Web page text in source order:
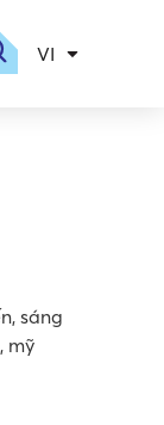
VI
EN
sáng
mỹ